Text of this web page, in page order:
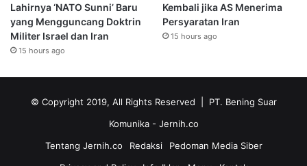
Lahirnya ‘NATO Sunni’ Baru
yang Mengguncang Doktrin
Militer Israel dan Iran
15 hours ago
Kembali jika AS Menerima
Persyaratan Iran
15 hours ago
© Copyright 2019, All Rights Reserved | PT. Bening Suar
Komunika - Jernih.co
Tentang Jernih.co
Redaksi
Pedoman Media Siber